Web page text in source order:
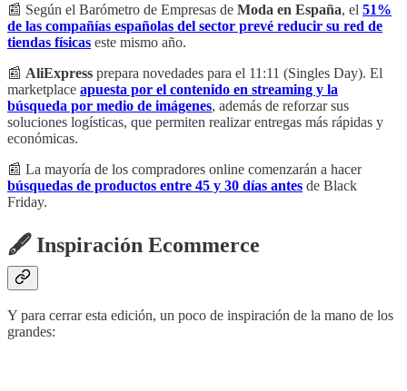
📰 Según el Barómetro de Empresas de Moda en España, el 51%
de las compañías españolas del sector prevé reducir su red de
tiendas físicas este mismo año.
📰 AliExpress prepara novedades para el 11:11 (Singles Day). El
marketplace apuesta por el contenido en streaming y la
búsqueda por medio de imágenes, además de reforzar sus
soluciones logísticas, que permiten realizar entregas más rápidas y
económicas.
📰 La mayoría de los compradores online comenzarán a hacer
búsquedas de productos entre 45 y 30 días antes de Black
Friday.
🖋 Inspiración Ecommerce
Y para cerrar esta edición, un poco de inspiración de la mano de los
grandes: